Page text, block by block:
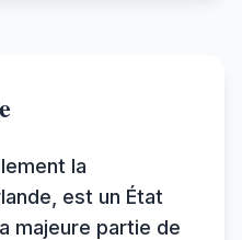
la
est un État
majeure partie de